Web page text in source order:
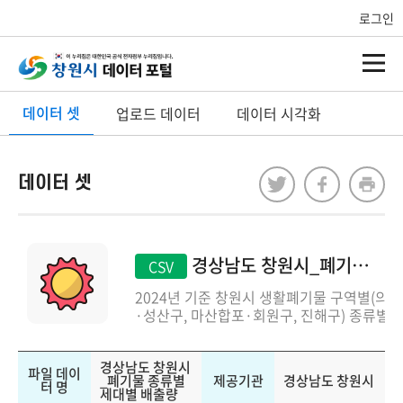
로그인
데이터 셋 업로드 데이터 데이터 시각화
데이터 셋
CSV 경상남도 창원시_폐기물 종류별 세대별 배출량
2024년 기준 창원시 생활폐기물 구역별(의창
·성산구, 마산합포·회원구, 진해구) 종류별
품) 세대별 평균 배출량입니다.항목은 구분,
일반생활폐기물, 음식물류폐기물, 재활용품
입니다.
파일 데이
터 명
경상남도 창원시
_폐기물 종류별
세대별 배출량
제공기관 경상남도 창원시